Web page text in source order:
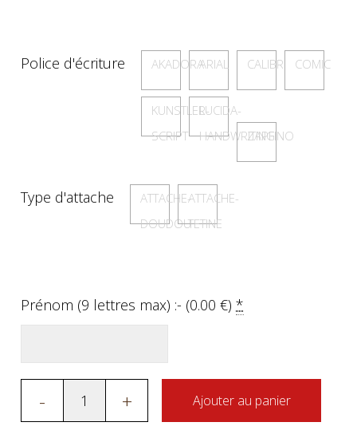
Police d'écriture AKADORAARIAL CALIBRI COMIC
KUNSTLER-
SCRIPT
LUCIDA-
HANDWRITING
ZAPFINO
Type d'attache
ATTACHE-
DOUDOU
ATTACHE-
TETINE
Prénom (9 lettres max) :- (0.00€)*
- + Ajouter au panier